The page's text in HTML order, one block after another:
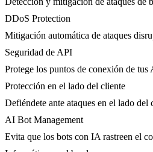
DDoS Protection
Mitigación automática de ataques
Seguridad de API
Protege los puntos de conexión de tus
Protección en el lado del cliente
Defiéndete ante ataques en el lado del
AI Bot Management
Evita que los bots con IA rastreen el